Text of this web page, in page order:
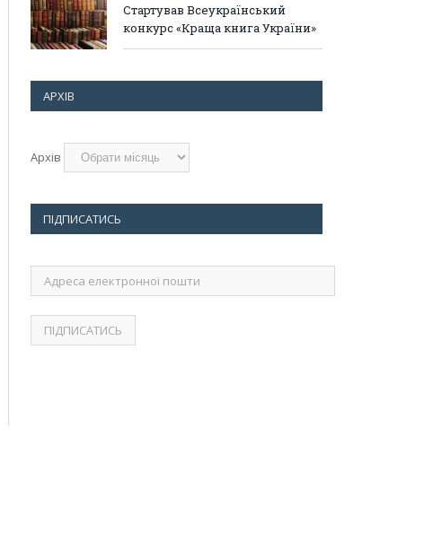
Стартував Всеукраїнський
конкурс «Краща книга України»
АРХІВ
Архів
ПІДПИСАТИСЬ
Адреса
електронної